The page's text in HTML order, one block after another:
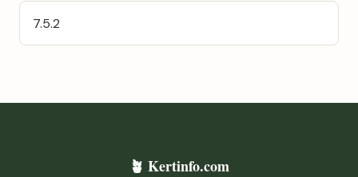
🪴 Kertinfo.com